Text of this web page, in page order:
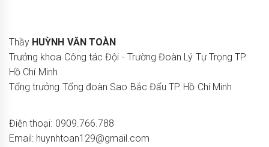
Thầy HUỲNH VĂN TOÀN
Trưởng khoa Công tác Đội - Trường Đoàn Lý Tự Trọng TP.
Hồ Chí Minh
Tổng trưởng Tổng đoàn Sao Bắc Đẩu TP. Hồ Chí Minh
Điện thoại: 0909.766.788
Email: huynhtoan129@gmail.com